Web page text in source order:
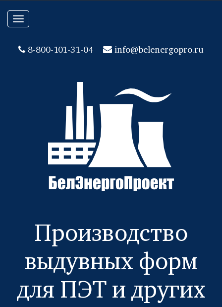
Toggle
8-800-101-31-04 info@belenergopro.ru
Производство
выдувных форм
для ПЭТ и других